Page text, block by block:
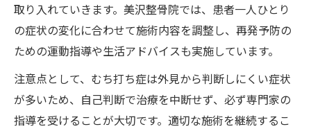
取り入れていきます。美沢整骨院では、患者一人ひとり
の症状の変化に合わせて施術内容を調整し、再発予防の
ための運動指導や生活アドバイスも実施しています。
注意点として、むち打ち症は外見から判断しにくい症状
が多いため、自己判断で治療を中断せず、必ず専門家の
指導を受けることが大切です。適切な施術を継続するこ